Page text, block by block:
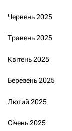
Червень 2025
Травень 2025
Квітень 2025
Березень 2025
Лютий 2025
Січень 2025